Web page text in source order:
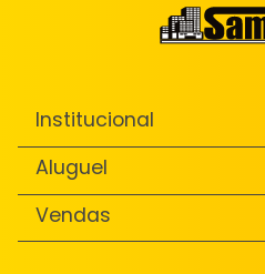
Institucional
Aluguel
Vendas